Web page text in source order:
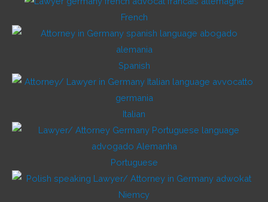
French
Spanish
Italian
Portuguese